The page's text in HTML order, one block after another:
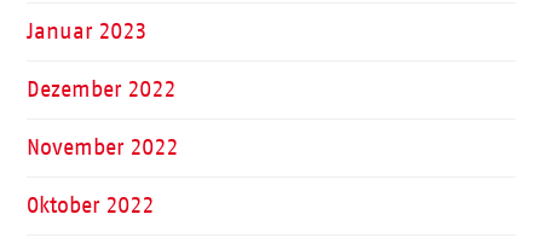
Januar 2023
Dezember 2022
November 2022
Oktober 2022